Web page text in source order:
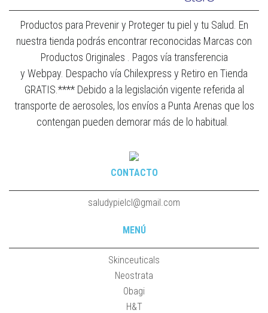
Productos para Prevenir y Proteger tu piel y tu Salud. En
nuestra tienda podrás encontrar reconocidas Marcas con
Productos Originales . Pagos vía transferencia
y Webpay. Despacho vía Chilexpress y Retiro en Tienda
GRATIS.**** Debido a la legislación vigente referida al
transporte de aerosoles, los envíos a Punta Arenas que los
contengan pueden demorar más de lo habitual.
CONTACTO
saludypielcl@gmail.com
MENÚ
Skinceuticals
Neostrata
Obagi
H&T